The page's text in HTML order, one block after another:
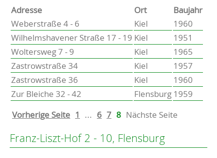
Schwentinental
Preetz
Heide
Bordesholm
Elmshorn
Adresse Ort
Baujahr
Weberstraße 4 - 6
Kiel
1960
Wilhelmshavener Straße 17 - 19 Kiel
1951
Woltersweg 7 - 9
Kiel
1965
Zastrowstraße 34
Kiel
1957
Zastrowstraße 36
Kiel
1960
Zur Bleiche 32 - 42
Flensburg 1959
Vorherige Seite 1 ... 6 7 8 Nächste Seite
Franz-Liszt-Hof 2 - 10, Flensburg